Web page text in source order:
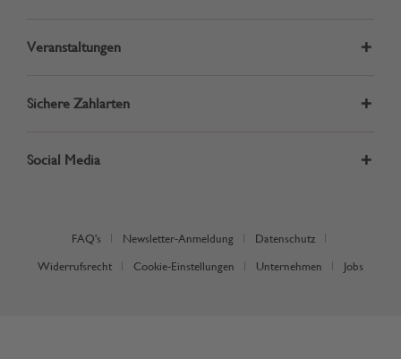
Veranstaltungen
Sichere Zahlarten
Social Media
FAQ's Newsletter-Anmeldung Datenschutz
Widerrufsrecht Cookie-Einstellungen Unternehmen Jobs